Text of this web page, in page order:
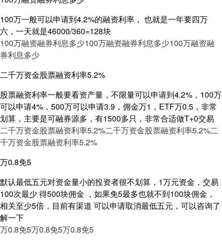
100万一般可以申请到4.2%的融资利率， 也就是一年要四万
六，一天就是46000/360=128块
100万融资融券利息多少100万融资融券利息多少100万融资融
券利息多少
二千万资金股票融资利率5.2%
股票融资利率一般要看资产量，不限量可以申请到4.2%，100万
可以申请4%，500万可以申请3.9，佣金万1，ETF万0.5，非常
划算，主要是可融券源多，有1500多只，非常合适做T+0交易
二千万资金股票融资利率5.2%二千万资金股票融资利率5.2%二
千万资金股票融资利率5.2%
万0.8免5
默认最低五元对资金量小的投资者很不划算，1万元资金，交易
100次最少 得500块佣金 ，如果免5最多也就不到100块佣金，
相关至少5倍，目前有渠道 可以申请取消最低五元，可以咨询了
解一下
万0.8免5万0.8免5万0.8免5